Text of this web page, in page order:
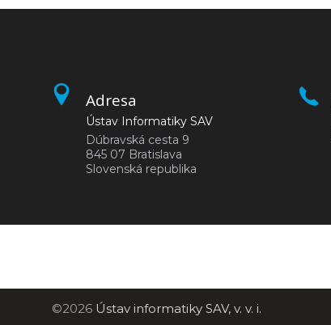
Adresa
Ústav Informatiky SAV
Dúbravská cesta 9
845 07 Bratislava
Slovenská republika
©2026 Ústav informatiky SAV, v. v. i.